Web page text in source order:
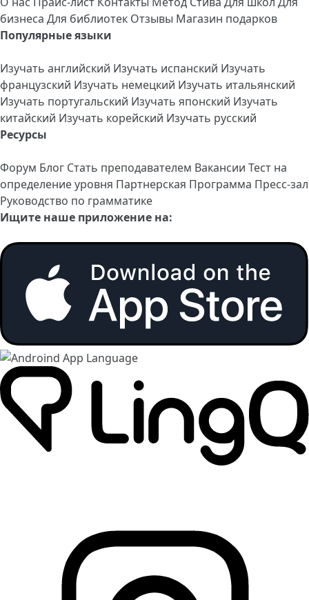
бизнеса Для библиотек Отзывы Магазин подарков
Популярные языки
Изучать английский Изучать испанский Изучать
французский Изучать немецкий Изучать итальянский
Изучать португальский Изучать японский Изучать
китайский Изучать корейский Изучать русский
Ресурсы
Форум Блог Стать преподавателем Вакансии Тест на
определение уровня Партнерская Программа Пресс-зал
Руководство по грамматике
Ищите наше приложение на: